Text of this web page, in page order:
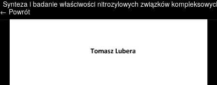
/* */ /* */ /* pliki_strona_po_stronie */
Synteza i badanie właściwości nitrozylowych związków
← Powrót